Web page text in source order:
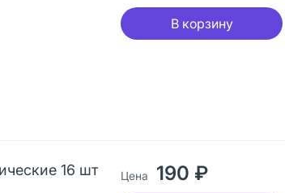
В корзину
16 шт Цена 190 ₽